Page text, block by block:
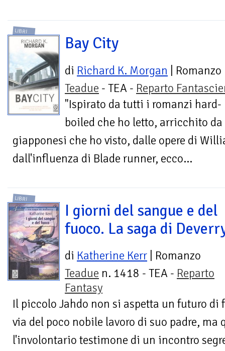
LIBRI
Bay City
di Richard K. Morgan | Romanzo
Teadue - TEA - Reparto
"Ispirato da tutti i romanzi hard-
boiled che ho letto, arricchito
giapponesi che ho visto, dalle opere di
dall'influenza di Blade runner, ecco...
LIBRI
I giorni del sangue e del
fuoco. La saga di
di Katherine Kerr | Romanzo
Teadue n. 1418 - TEA - Reparto
Fantasy
Il piccolo Jahdo non si aspetta un futuro di
via del poco nobile lavoro di suo padre, ma
l'involontario testimone di un incontro